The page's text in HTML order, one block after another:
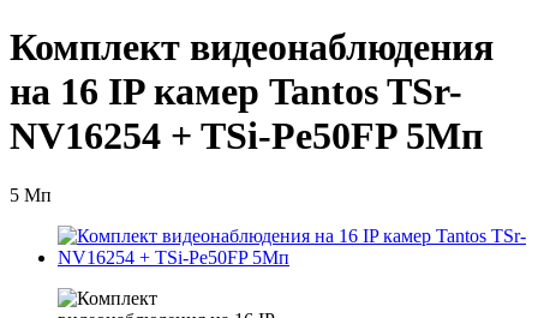
Комплект видеонаблюдения
на 16 IP камер Tantos TSr-
NV16254 + TSi-Pe50FP 5Мп
5 Мп